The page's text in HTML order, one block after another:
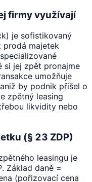
firmy využívají
je sofistikovaný
prodá majetek
si jej zpět pronajme
umožňuje
by podnik přišel o
zpětný leasing
likvidity nebo
(§ 23 ZDP)
leasingu je
Základ daně =
(pořizovací cena